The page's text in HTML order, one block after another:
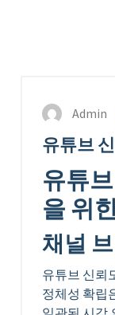
Admin
유튜브
유튜
을 위
채널
유튜브 신뢰
정체성 확립